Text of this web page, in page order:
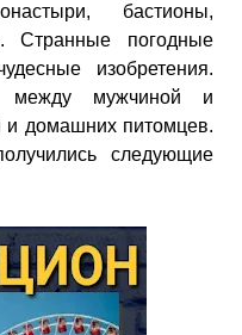
бастионы,
Странные погодные
изобретения.
между мужчиной и
и домашних питомцев.
следующие